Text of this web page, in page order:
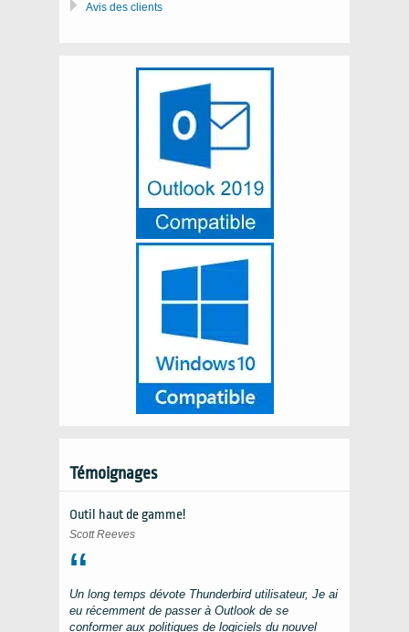
Avis des clients
Témoignages
Outil haut de gamme!
Scott Reeves
Un long temps dévote Thunderbirdutilisateur, Je ai
eu récemment de passer à Outlook de se
conformer aux politiques de logiciels du nouvel